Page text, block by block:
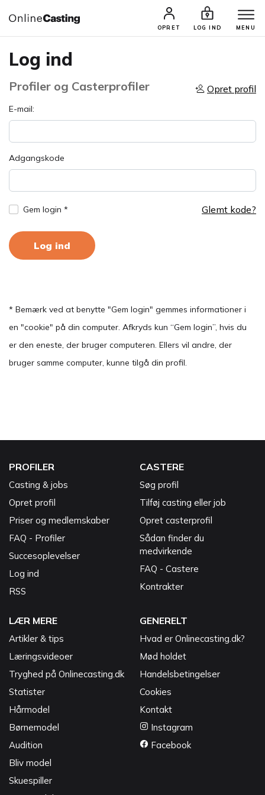
OPRET LOG IND MENU
Log ind
Profiler og Casterprofiler Opret profil
E-mail:
Adgangskode
Gem login * Glemt kode?
Log ind
* Bemærk ved at benytte "Gem login" gemmes informationer i
en "cookie" på din computer. Afkryds kun “Gem login”, hvis du
er den eneste, der bruger computeren. Ellers vil andre, der
bruger samme computer, kunne tilgå din profil.
PROFILER
Casting & jobs
Opret profil
Priser og medlemskaber
FAQ - Profiler
Succesoplevelser
Log ind
RSS
CASTERE
Søg profil
Tilføj casting eller job
Opret casterprofil
Sådan finder du
medvirkende
FAQ - Castere
Kontrakter
LÆR MERE
Artikler & tips
Læringsvideoer
Tryghed på Onlinecasting.dk
Statister
Hårmodel
Børnemodel
Audition
Bliv model
Skuespiller
GENERELT
Hvad er Onlinecasting.dk?
Mød holdet
Handelsbetingelser
Cookies
Kontakt
Instagram
Facebook